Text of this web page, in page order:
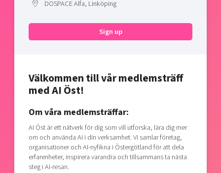
Shaping cities and regions
Reversed mentorship
Current offers and activities
Talent & skills
Startup & industry collaboration
Funding opportunities
Our community of companies
Projects
Publications
Our clusters
Reach out to us
Locations
Today's lunch in Mjärdevi
DOSPACE Alfa, Linköping
Sign up
Välkommen till vår medlemsträff
med AI Öst!
Om våra medlemsträffar:
AI Öst är ett nätverk för dig som vill utforska, lära dig mer
om och använda AI i din verksamhet. Vi samlar företag,
organisationer och AI-nyfikna i Östergötland för att dela
erfarenheter, inspirera varandra och tillsammans ta nästa
steg i AI-resan.